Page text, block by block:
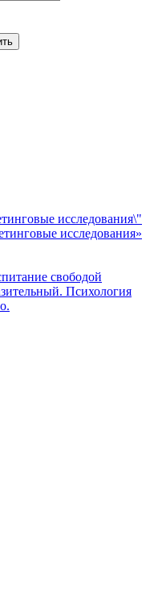
исследования\"
исследования»
свободой
Психология